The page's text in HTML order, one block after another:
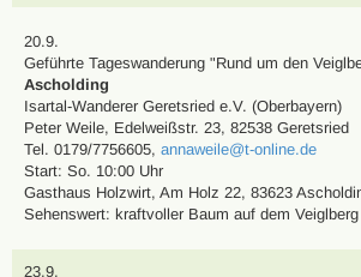
20.9.
Geführte Tageswanderung "Rund um den
Ascholding
Isartal-Wanderer Geretsried e.V. (Oberbayern)
Peter Weile, Edelweißstr. 23, 82538 Geretsried
Tel. 0179/7756605, annaweile@t-online.de
Start: So. 10:00 Uhr
Gasthaus Holzwirt, Am Holz 22, 83623
Sehenswert: kraftvoller Baum auf dem
23.9.